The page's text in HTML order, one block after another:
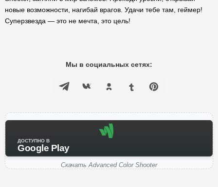
новые возможности, нагибай врагов. Удачи тебе там, геймер!
Суперзвезда — это не мечта, это цель!
Мы в социальных сетях:
ДОСТУПНО В
Google Play
Скачать Advanced Color Shooter